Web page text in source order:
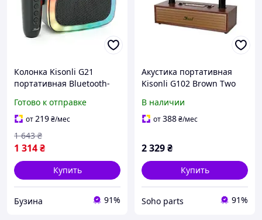
Колонка Kisonli G21
портативная Bluetooth-
1800mAh
USB/TF/BT/LED/AUX DC:
5V/1A Q45 buzyna
Готово к отправке
от219₴/мес
1 314₴
1 643 ₴
Купить
Бузина 91%
Акустика портативная
Kisonli G102 Brown Two
В наличии
от388₴/мес
2 329₴
Купить
Soho parts 91%